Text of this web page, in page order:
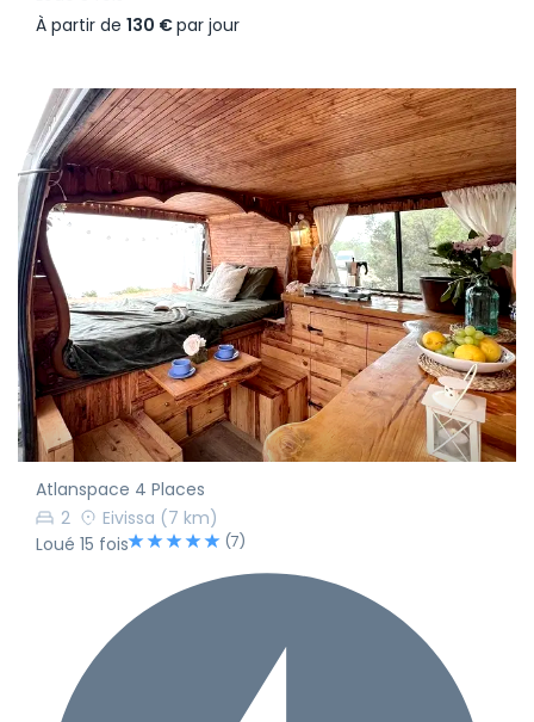
À partir de 130 €par jour
Atlanspace 4 Places
2
Eivissa (7 km)
Loué 15 fois
(7)